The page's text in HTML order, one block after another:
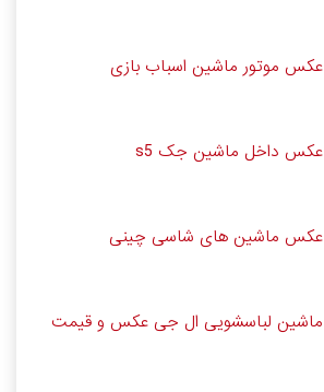
عکس موتور ماشین اسباب بازی
عکس داخل ماشین جک s5
عکس ماشین های شاسی چینی
ماشین لباسشویی ال جی عکس و قیمت